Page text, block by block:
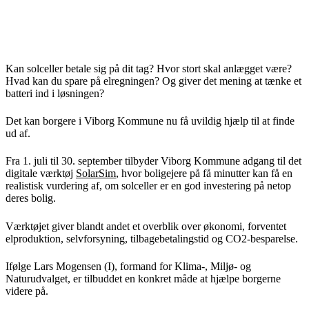
Kan solceller betale sig på dit tag? Hvor stort skal anlægget være?
Hvad kan du spare på elregningen? Og giver det mening at tænke et
batteri ind i løsningen?
Det kan borgere i Viborg Kommune nu få uvildig hjælp til at finde
ud af.
Fra 1. juli til 30. september tilbyder Viborg Kommune adgang til det
digitale værktøj SolarSim, hvor boligejere på få minutter kan få en
realistisk vurdering af, om solceller er en god investering på netop
deres bolig.
Værktøjet giver blandt andet et overblik over økonomi, forventet
elproduktion, selvforsyning, tilbagebetalingstid og CO2-besparelse.
Ifølge Lars Mogensen (I), formand for Klima-, Miljø- og
Naturudvalget, er tilbuddet en konkret måde at hjælpe borgerne
videre på.